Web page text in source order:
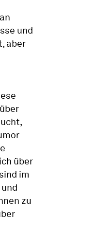
und
aber
über
im
zu